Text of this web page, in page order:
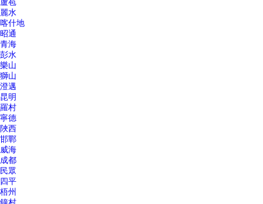
蘆苞
麗水
喀什地
昭通
青海
彭水
樂山
獅山
澄邁
昆明
羅村
寧德
陜西
邯鄲
威海
成都
民眾
四平
梧州